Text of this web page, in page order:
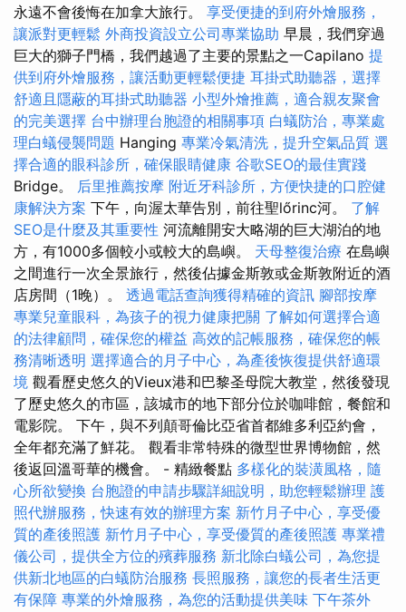
永遠不會後悔在加拿大旅行。 享受便捷的到府外燴服務，
讓派對更輕鬆 外商投資設立公司專業協助 早晨，我們穿過
巨大的獅子門橋，我們越過了主要的景點之一Capilano 提
供到府外燴服務，讓活動更輕鬆便捷 耳掛式助聽器，選擇
舒適且隱蔽的耳掛式助聽器 小型外燴推薦，適合親友聚會
的完美選擇 台中辦理台胞證的相關事項 白蟻防治，專業處
理白蟻侵襲問題 Hanging 專業冷氣清洗，提升空氣品質 選
擇合適的眼科診所，確保眼睛健康 谷歌SEO的最佳實踐
Bridge。 后里推薦按摩 附近牙科診所，方便快捷的口腔健
康解決方案 下午，向渥太華告別，前往聖lőrinc河。 了解
SEO是什麼及其重要性 河流離開安大略湖的巨大湖泊的地
方，有1000多個較小或較大的島嶼。 天母整復治療 在島嶼
之間進行一次全景旅行，然後佔據金斯敦或金斯敦附近的酒
店房間（1晚）。 透過電話查詢獲得精確的資訊 腳部按摩
專業兒童眼科，為孩子的視力健康把關 了解如何選擇合適
的法律顧問，確保您的權益 高效的記帳服務，確保您的帳
務清晰透明 選擇適合的月子中心，為產後恢復提供舒適環
境 觀看歷史悠久的Vieux港和巴黎圣母院大教堂，然後發現
了歷史悠久的市區，該城市的地下部分位於咖啡館，餐館和
電影院。 下午，與不列顛哥倫比亞省首都維多利亞約會，
全年都充滿了鮮花。 觀看非常特殊的微型世界博物館，然
後返回溫哥華的機會。 - 精緻餐點 多樣化的裝潢風格，隨
心所欲變換 台胞證的申請步驟詳細說明，助您輕鬆辦理 護
照代辦服務，快速有效的辦理方案 新竹月子中心，享受優
質的產後照護 新竹月子中心，享受優質的產後照護 專業禮
儀公司，提供全方位的殯葬服務 新北除白蟻公司，為您提
供新北地區的白蟻防治服務 長照服務，讓您的長者生活更
有保障 專業的外燴服務，為您的活動提供美味 下午茶外